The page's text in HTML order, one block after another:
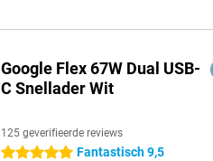
Google Flex 67W Dual USB-
C Snellader Wit
125 geverifieerde reviews
5 sterren Fantastisch 9,5